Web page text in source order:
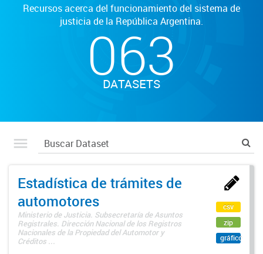
Recursos acerca del funcionamiento del sistema de
justicia de la República Argentina.
063
DATASETS
Estadística de trámites de
automotores
Ministerio de Justicia. Subsecretaría de Asuntos
Registrales. Dirección Nacional de los Registros
Nacionales de la Propiedad del Automotor y
Créditos ...
csv
zip
gráfico